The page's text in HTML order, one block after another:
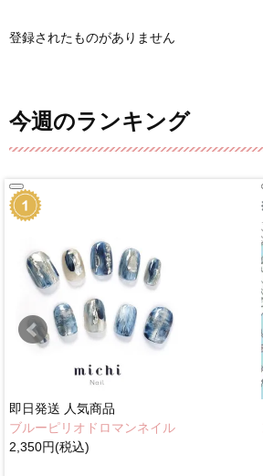
登録されたものがありません
今週のランキング
即日発送 人気商品
ブルーピリオドロマンネイル
2,350円(税込)